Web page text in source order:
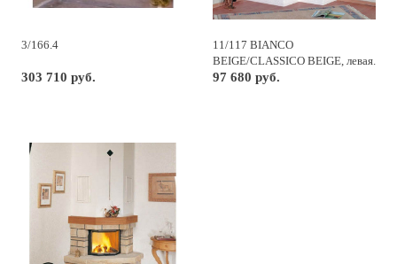
3/166.4
303 710 руб.
11/117 BIANCO
BEIGE/CLASSICO BEIGE, левая.
97 680 руб.